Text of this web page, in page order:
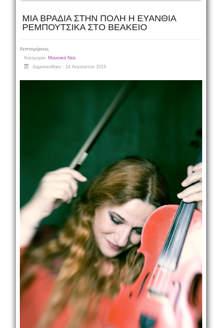
MIA ΒΡΑΔΙΑ ΣΤΗΝ ΠΟΛΗ Η ΕΥΑΝΘΙΑ
ΡΕΜΠΟΥΤΣΙΚΑ ΣΤΟ ΒΕΑΚΕΙΟ
Λεπτομέρειες
Κατηγορία: Μουσικά Νέα
Δημοσιεύθηκε : 14 Αυγούστου 2019